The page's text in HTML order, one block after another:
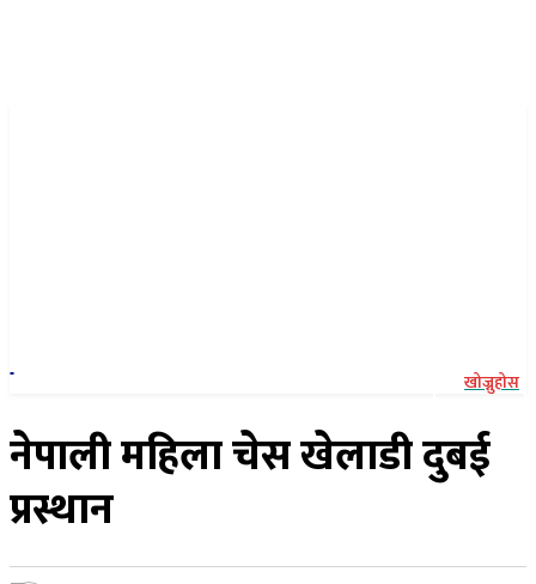
खोज्नुहोस
नेपाली महिला चेस खेलाडी दुबई
प्रस्थान